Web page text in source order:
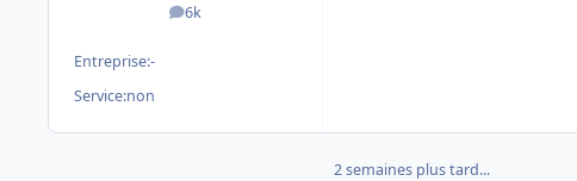
6k
messages
Entreprise:-
Service:non
2 semaines plus tard...